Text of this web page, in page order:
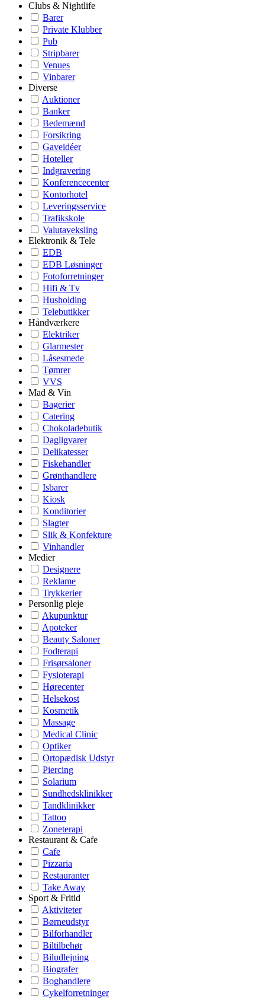
Clubs & Nightlife
Barer
Private Klubber
Pub
Stripbarer
Venues
Vinbarer
Diverse
Auktioner
Banker
Bedemænd
Forsikring
Gaveidéer
Hoteller
Indgravering
Konferencecenter
Kontorhotel
Leveringsservice
Trafikskole
Valutaveksling
Elektronik & Tele
EDB
EDB Løsninger
Fotoforretninger
Hifi & Tv
Husholding
Telebutikker
Håndværkere
Elektriker
Glarmester
Låsesmede
Tømrer
VVS
Mad & Vin
Bagerier
Catering
Chokoladebutik
Dagligvarer
Delikatesser
Fiskehandler
Grønthandlere
Isbarer
Kiosk
Konditorier
Slagter
Slik & Konfekture
Vinhandler
Medier
Designere
Reklame
Trykkerier
Personlig pleje
Akupunktur
Apoteker
Beauty Saloner
Fodterapi
Frisørsaloner
Fysioterapi
Hørecenter
Helsekost
Kosmetik
Massage
Medical Clinic
Optiker
Ortopædisk Udstyr
Piercing
Solarium
Sundhedsklinikker
Tandklinikker
Tattoo
Zoneterapi
Restaurant & Cafe
Cafe
Pizzaria
Restauranter
Take Away
Sport & Fritid
Aktiviteter
Børneudstyr
Bilforhandler
Biltilbehør
Biludlejning
Biografer
Boghandlere
Cykelforretninger